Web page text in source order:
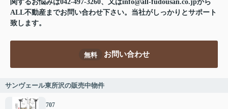
関するお悩みは042-497-3260、又はinfo@all-fudousan.co.jpから
ALL不動産までお問い合わせ下さい。当社がしっかりとサポート
致します。
無料 お問い合わせ
サンヴェール東所沢の販売中物件
707